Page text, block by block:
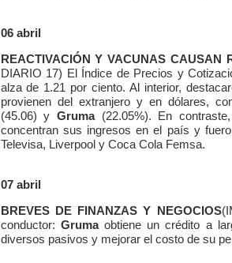
06 abril
REACTIVACIÓN Y VACUNAS CAUSAN
DIARIO 17) El Índice de Precios y
alza de 1.21 por ciento. Al interior,
provienen del extranjero y en dólares,
(45.06) y Gruma(22.05%). En
concentran sus ingresos en el país y
Televisa, Liverpool y Coca Cola Femsa.
07 abril
BREVES DE FINANZAS Y NEGOCIOS
conductor: Gruma obtiene un crédito a
diversos pasivos y mejorar el costo de su